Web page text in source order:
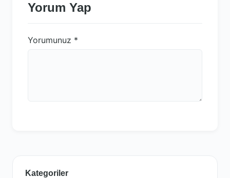
Yorum Yap
Yorumunuz *
Kategoriler